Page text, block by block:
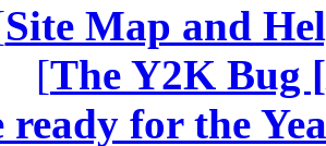
Site Map and
[The Y2K Bug [
ready for the